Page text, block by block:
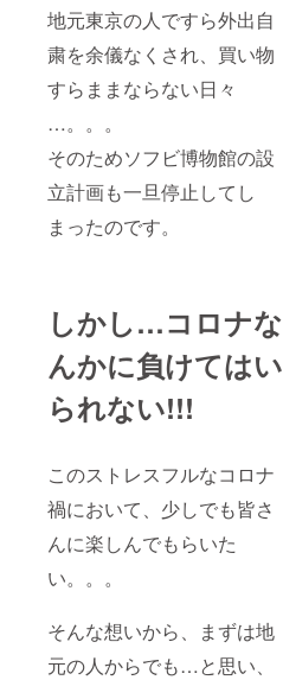
地元東京の人ですら外出自
粛を余儀なくされ、買い物
すらままならない日々
…。。。
そのためソフビ博物館の設
立計画も一旦停止してし
まったのです。
しかし…コロナな
んかに負けてはい
られない!!!
このストレスフルなコロナ
禍において、少しでも皆さ
んに楽しんでもらいた
い。。。
そんな想いから、まずは地
元の人からでも…と思い、